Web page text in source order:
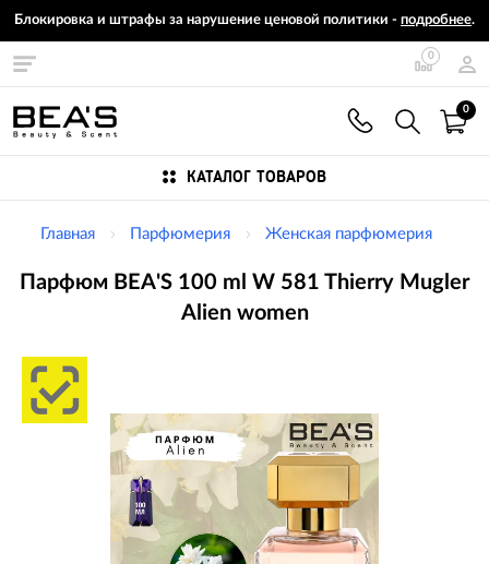
Блокировка и штрафы за нарушение ценовой политики - подробнее.
0
0
КАТАЛОГ ТОВАРОВ
Главная Парфюмерия Женская парфюмерия
Парфюм BEA'S 100 ml W 581 Thierry Mugler
Alien women
Изображения
товаров